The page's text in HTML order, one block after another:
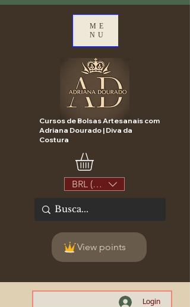
ME
NU
Cursos de Bolsas Artesanais com
Adriana Dourado | Diva da
Costura
BRL (R$)
View points
Login